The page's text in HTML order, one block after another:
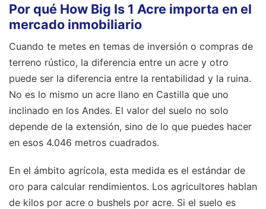
Por qué How Big Is 1 Acre importa en el
mercado inmobiliario
Cuando te metes en temas de inversión o compras de
terreno rústico, la diferencia entre un acre y otro
puede ser la diferencia entre la rentabilidad y la ruina.
No es lo mismo un acre llano en Castilla que uno
inclinado en los Andes. El valor del suelo no solo
depende de la extensión, sino de lo que puedes hacer
en esos 4.046 metros cuadrados.
En el ámbito agrícola, esta medida es el estándar de
oro para calcular rendimientos. Los agricultores hablan
de kilos por acre o bushels por acre. Si el suelo es